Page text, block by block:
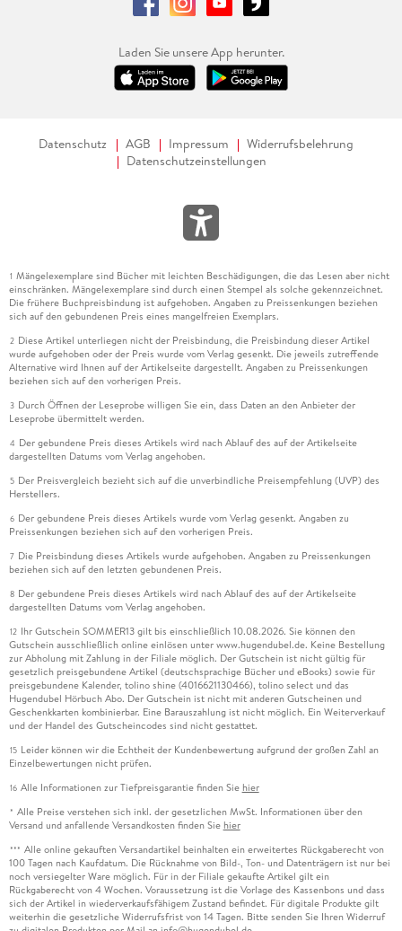
- 1921 Lieber Peter Panter
- 1923 Heute sehen die Scheine
- 1927 Bis in die Mitte des goldenen Oktober
- 1928 Können Sie ruhig lesen
- 1929 Und uff eimol
- 1930 Nahe dem Savignyplatz
- 1931 Gen Harzburg, gen Braunschweig
- 1932 Irgend etwas mußte geschehen
- 1933 Die Nachricht von der Ernennung
- 1934 Unter uns gesagt
- 1935 Über meine Corporation
- 1936 An Hoffnungsmachern hat es nie gefehlt
- 1937 Unsere Pausenhofspiele
- 1938 Der Ärger mit unserem Geschichtslehrer
- 1939 Drei Inseltage
- 1940 Von Sylt habe ich nicht viel gesehen
- 1941 Mir ist es im Verlauf
- 1942 Am nächsten Vormittag
Laden Sie unsere App herunter.
Datenschutz AGB Impressum
Widerrufsbelehrung
Datenschutzeinstellungen
1 Mängelexemplare sind Bücher mit leichten Beschädigungen, die das Lesen aber nicht
einschränken. Mängelexemplare sind durch einen Stempel als solche gekennzeichnet.
Die frühere Buchpreisbindung ist aufgehoben. Angaben zu Preissenkungen beziehen
sich auf den gebundenen Preis eines mangelfreien Exemplars.
2 Diese Artikel unterliegen nicht der Preisbindung, die Preisbindung dieser Artikel
wurde aufgehoben oder der Preis wurde vom Verlag gesenkt. Die jeweils zutreffende
Alternative wird Ihnen auf der Artikelseite dargestellt. Angaben zu Preissenkungen
beziehen sich auf den vorherigen Preis.
3 Durch Öffnen der Leseprobe willigen Sie ein, dass Daten an den Anbieter der
Leseprobe übermittelt werden.
4 Der gebundene Preis dieses Artikels wird nach Ablauf des auf der Artikelseite
dargestellten Datums vom Verlag angehoben.
5 Der Preisvergleich bezieht sich auf die unverbindliche Preisempfehlung (UVP) des
Herstellers.
6 Der gebundene Preis dieses Artikels wurde vom Verlag gesenkt. Angaben zu
Preissenkungen beziehen sich auf den vorherigen Preis.
7 Die Preisbindung dieses Artikels wurde aufgehoben. Angaben zu Preissenkungen
beziehen sich auf den letzten gebundenen Preis.
8 Der gebundene Preis dieses Artikels wird nach Ablauf des auf der Artikelseite
dargestellten Datums vom Verlag angehoben.
12 Ihr Gutschein SOMMER13 gilt bis einschließlich 10.08.2026. Sie können den
Gutschein ausschließlich online einlösen unter www.hugendubel.de. Keine Bestellung
zur Abholung mit Zahlung in der Filiale möglich. Der Gutschein ist nicht gültig für
gesetzlich preisgebundene Artikel (deutschsprachige Bücher und eBooks) sowie für
preisgebundene Kalender, tolino shine (4016621130466), tolino select und das
Hugendubel Hörbuch Abo. Der Gutschein ist nicht mit anderen Gutscheinen und
Geschenkkarten kombinierbar. Eine Barauszahlung ist nicht möglich. Ein Weiterverkauf
und der Handel des Gutscheincodes sind nicht gestattet.
15 Leider können wir die Echtheit der Kundenbewertung aufgrund der großen Zahl an
Einzelbewertungen nicht prüfen.
16 Alle Informationen zur Tiefpreisgarantie finden Sie hier
* Alle Preise verstehen sich inkl. der gesetzlichen MwSt. Informationen über den
Versand und anfallende Versandkosten finden Sie hier
*** Alle online gekauften Versandartikel beinhalten ein erweitertes Rückgaberecht von
100 Tagen nach Kaufdatum. Die Rücknahme von Bild-, Ton- und Datenträgern ist nur bei
noch versiegelter Ware möglich. Für in der Filiale gekaufte Artikel gilt ein
Rückgaberecht von 4 Wochen. Voraussetzung ist die Vorlage des Kassenbons und dass
sich der Artikel in wiederverkaufsfähigem Zustand befindet. Für digitale Produkte gilt
weiterhin die gesetzliche Widerrufsfrist von 14 Tagen. Bitte senden Sie Ihren Widerruf